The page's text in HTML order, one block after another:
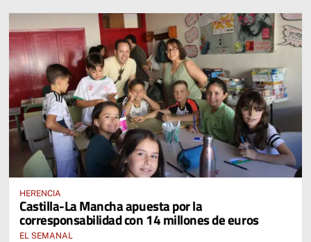
HERENCIA
Castilla-La Mancha apuesta por la
corresponsabilidad con 14 millones de euros
EL SEMANAL